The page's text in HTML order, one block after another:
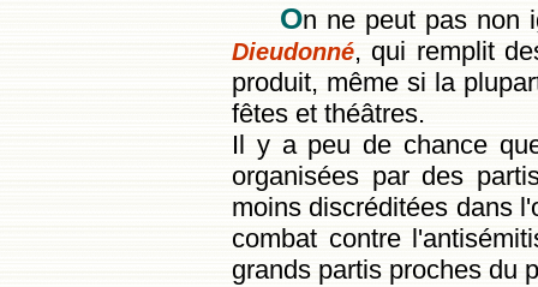
On ne peut pas non
Dieudonné, qui remplit
produit, même si la
fêtes et théâtres.
Il y a peu de chance
organisées par des
moins discréditées dans
combat contre
grands partis proches du